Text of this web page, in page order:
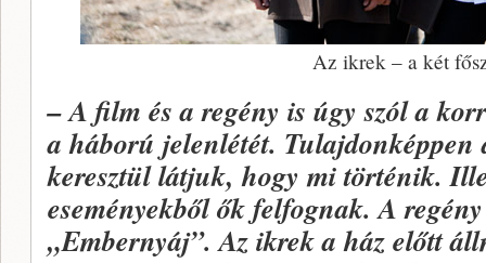
Az ikrek – a két
– A film és a regény is úgy szól a
a háború jelenlétét. Tulajdonképpen
keresztül látjuk, hogy mi történik.
eseményekből ők felfognak. A
„Embernyáj”. Az ikrek a ház előtt